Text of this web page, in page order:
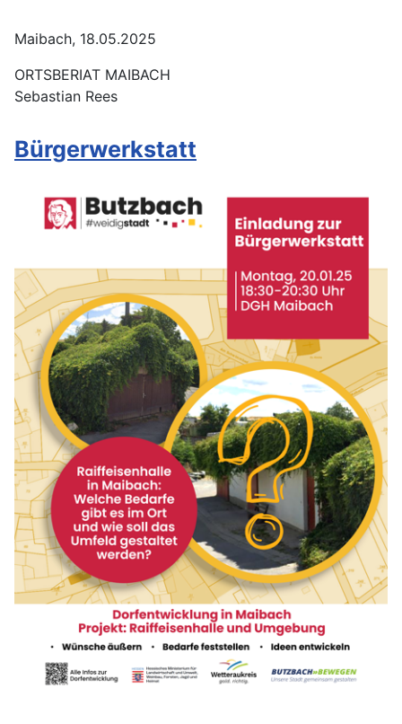
Maibach, 18.05.2025
ORTSBERIAT MAIBACH
Sebastian Rees
Bürgerwerkstatt